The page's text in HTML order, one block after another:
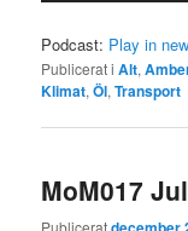
Podcast: Play in
Publicerat i Alt,
Klimat,Öl,Transport
MoM017